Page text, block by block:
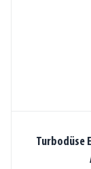
Turbodüse